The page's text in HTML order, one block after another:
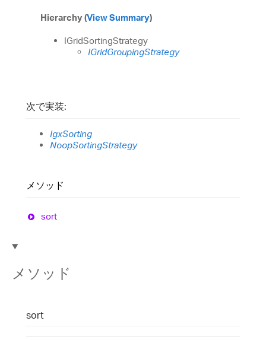
Hierarchy (View Summary)
IGridSortingStrategy
IGridGroupingStrategy
次で実装:
IgxSorting
NoopSortingStrategy
メソッド
sort
メソッド
sort